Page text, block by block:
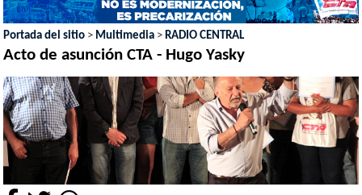
Portada del sitio > Multimedia > RADIO CENTRAL
Acto de asunción CTA - Hugo Yasky